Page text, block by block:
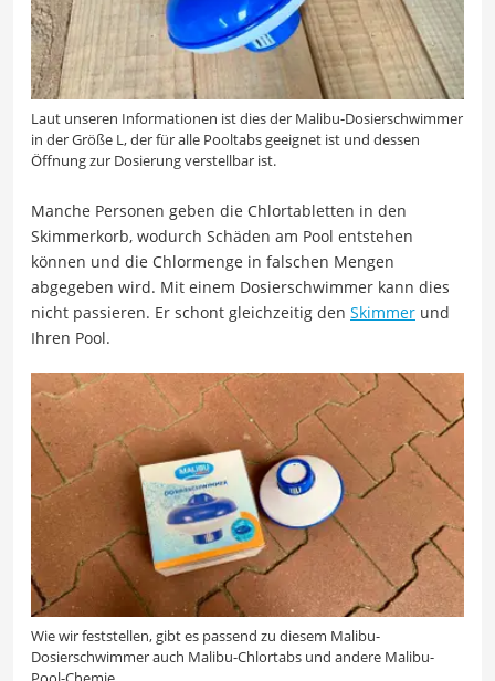
Laut unseren Informationen ist dies der Malibu-Dosierschwimmer
in der Größe L, der für alle Pooltabs geeignet ist und dessen
Öffnung zur Dosierung verstellbar ist.
Manche Personen geben die Chlortabletten in den
Skimmerkorb, wodurch Schäden am Pool entstehen
können und die Chlormenge in falschen Mengen
abgegeben wird. Mit einem Dosierschwimmer kann dies
nicht passieren. Er schont gleichzeitig den Skimmer und
Ihren Pool.
Wie wir feststellen, gibt es passend zu diesem Malibu-
Dosierschwimmer auch Malibu-Chlortabs und andere Malibu-